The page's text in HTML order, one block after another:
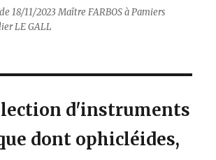
18/11/2023 Maître FARBOS à Pamiers
LE GALL
d'instruments
dont ophicléides,